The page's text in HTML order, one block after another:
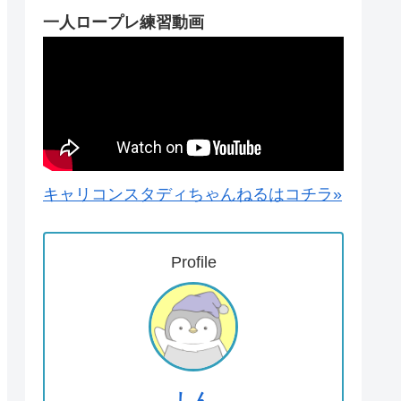
一人ロープレ練習動画
キャリコンスタディちゃんねるはコチラ»
Profile